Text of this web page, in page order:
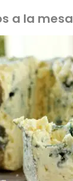
a la mesa